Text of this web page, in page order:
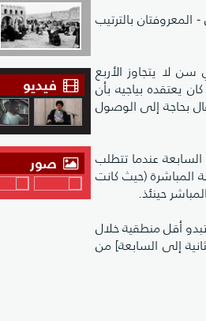
بالترتيب
المنطقي المنظم، وذلك في سن لا يتجاوز الأربع
يعتقده بياجيه بأن
بحاجة إلى الوصول
عندما تتطلب
المباشرة (حيث كانت
حينئذ.
أقل منطقية خلال
إلى السابعة] من
فيديو
صور